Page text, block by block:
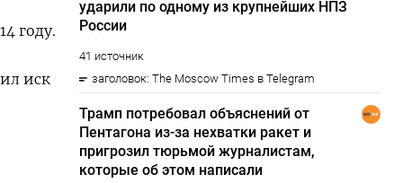
году.
иск